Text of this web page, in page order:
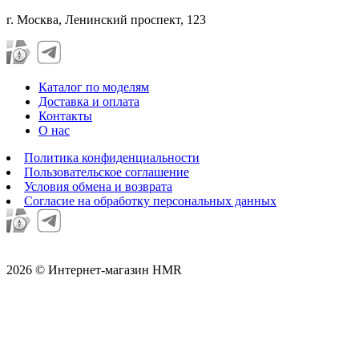
г. Москва, Ленинский проспект, 123
Каталог по моделям
Доставка и оплата
Контакты
О нас
Политика конфиденциальности
Пользовательское соглашение
Условия обмена и возврата
Согласие на обработку персональных данных
2026 © Интернет-магазин HMR